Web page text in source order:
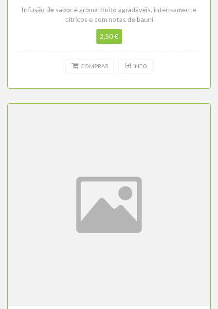
Infusão de sabor e aroma muito agradáveis, intensamente
cítricos e com notas de bauni
2,50 €
COMPRAR INFO